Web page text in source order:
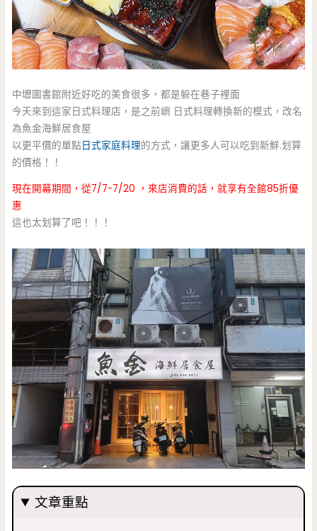
中壢圖書館附近好吃的美食很多，都是躲在巷子裡面
今天來到這家日式料理店，是之前嶼 日式料理轉換新的模式，改名
為魚金海鮮居食屋
以更平價的單點日式家庭料理的方式，讓更多人可以吃到新鮮.划算
的價格！！
現在開幕期間，從7/7-7/20 ，來店消費的話，就享有全館85折優
惠
這也太划算了吧！！！
文章重點